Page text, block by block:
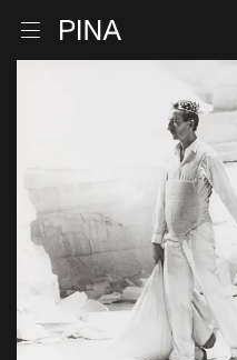
Menu öffnen